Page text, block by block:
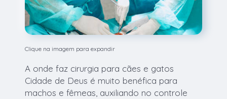
Clique na imagem para expandir
A onde faz cirurgia para cães e gatos
Cidade de Deus é muito benéfica para
machos e fêmeas, auxiliando no controle